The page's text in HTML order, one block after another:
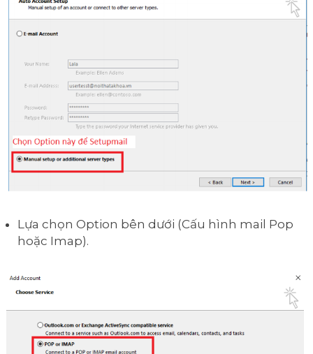
Lựa chọn Option bên dưới (Cấu hình mail Pop
hoặc Imap).